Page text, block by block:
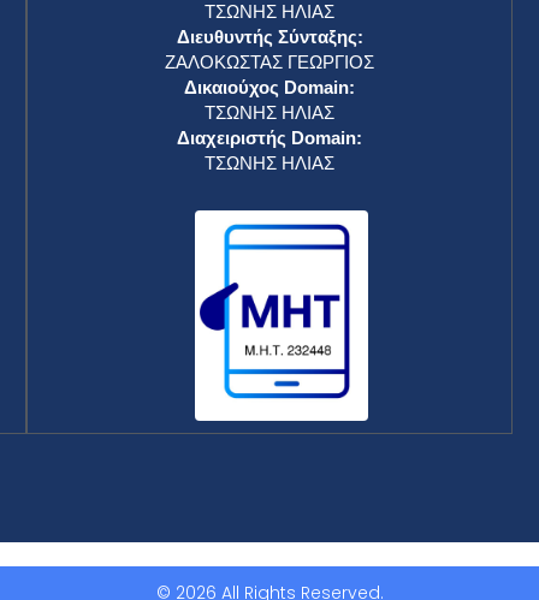
ΤΣΩΝΗΣ ΗΛΙΑΣ
Διευθυντής Σύνταξης:
ΖΑΛΟΚΩΣΤΑΣ ΓΕΩΡΓΙΟΣ
Δικαιούχος Domain:
ΤΣΩΝΗΣ ΗΛΙΑΣ
Διαχειριστής Domain:
ΤΣΩΝΗΣ ΗΛΙΑΣ
© 2026 All Rights Reserved.